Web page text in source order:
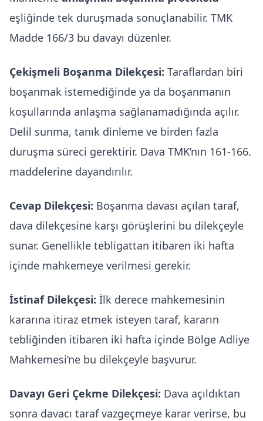
eşliğinde tek duruşmada sonuçlanabilir. TMK
Madde 166/3 bu davayı düzenler.
Çekişmeli Boşanma Dilekçesi: Taraflardan biri
boşanmak istemediğinde ya da boşanmanın
koşullarında anlaşma sağlanamadığında açılır.
Delil sunma, tanık dinleme ve birden fazla
duruşma süreci gerektirir. Dava TMK’nın 161-166.
maddelerine dayandırılır.
Cevap Dilekçesi: Boşanma davası açılan taraf,
dava dilekçesine karşı görüşlerini bu dilekçeyle
sunar. Genellikle tebligattan itibaren iki hafta
içinde mahkemeye verilmesi gerekir.
İstinaf Dilekçesi: İlk derece mahkemesinin
kararına itiraz etmek isteyen taraf, kararın
tebliğinden itibaren iki hafta içinde Bölge Adliye
Mahkemesi’ne bu dilekçeyle başvurur.
Davayı Geri Çekme Dilekçesi: Dava açıldıktan
sonra davacı taraf vazgeçmeye karar verirse, bu